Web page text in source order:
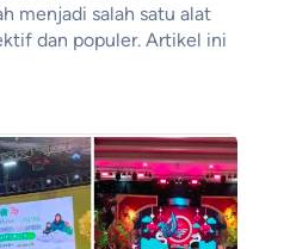
menjadi salah satu alat
dan populer. Artikel ini